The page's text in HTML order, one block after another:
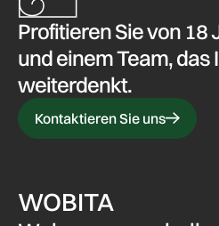
Profitieren Sie von 18
und einem Team, das
weiterdenkt.
Kontaktieren Sie uns
WOBITA